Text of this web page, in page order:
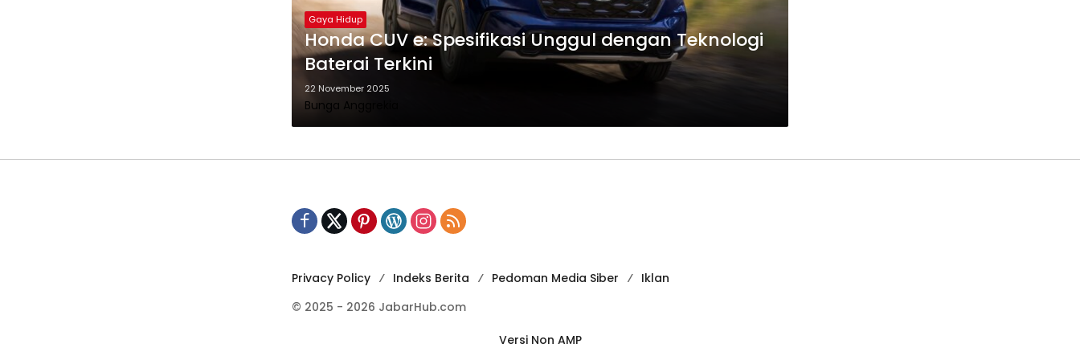
Gaya Hidup
Honda CUV e: Spesifikasi Unggul dengan Teknologi
Baterai Terkini
22 November 2025
Bunga Anggrekia
Privacy Policy Indeks Berita Pedoman Media Siber
Iklan
© 2025 - 2026 JabarHub.com
Versi Non AMP